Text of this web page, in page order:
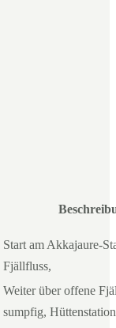
Start am Akkajaure-
Fjällfluss,
Weiter über offene
sumpfig, Hüttenstation